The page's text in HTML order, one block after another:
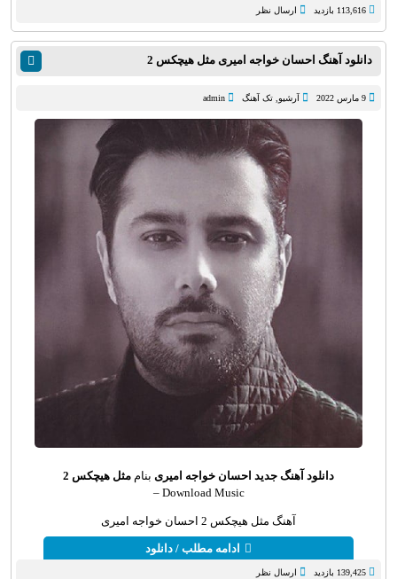
113,616 بازدید ارسال نظر
دانلود آهنگ احسان خواجه امیری مثل هیچکس 2
9 مارس 2022 آرشیو, تک آهنگ admin
دانلود آهنگ جدید احسان خواجه امیری بنام مثل هیچکس 2
Download Music –
آهنگ مثل هیچکس 2 احسان خواجه امیری
ادامه مطلب / دانلود
139,425 بازدید ارسال نظر